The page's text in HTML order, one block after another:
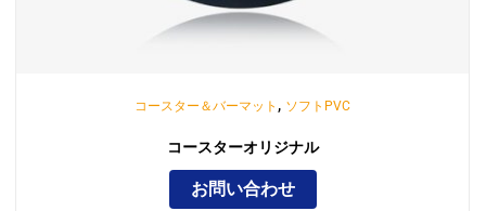
コースター＆バーマット , ソフトPVC
コースターオリジナル
お問い合わせ